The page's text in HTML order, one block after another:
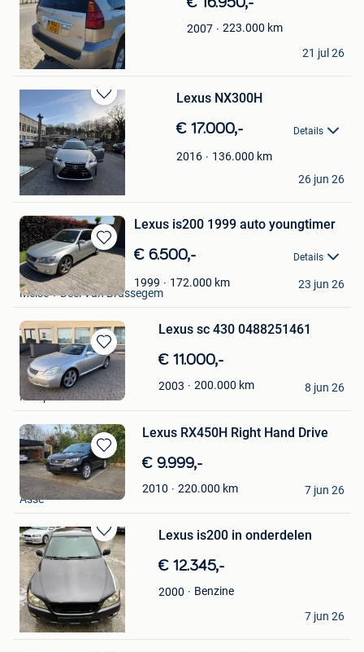
Mijn
Favorieten
2007 223.000 km
van der linde
oostvoorne
21 jul 26
Bewaren
in
Mijn
Favorieten
Lexus NX300H
€ 17.000,- Details
2016 136.000 km
nnnnn
Deurne
26 jun 26
Bewaren
in
Mijn
Favorieten
Lexus is200 1999 auto youngtimer
€ 6.500,- Details
1999 172.000 km
yk
Meise + Deel Van Brussegem
23 jun 26
Bewaren
in
Mijn
Favorieten
Lexus sc 430 0488251461
€ 11.000,-
2003 200.000 km
Mop
Kampenhout
8 jun 26
Bewaren
in
Mijn
Lexus RX450H Right Hand Drive
€ 9.999,-
2010 220.000 km
Litmit
Asse
7 jun 26
Bewaren
in
Favorieten
Lexus is200 in onderdelen
€ 12.345,-
2000
Benzine
K.H
Linter-Drieslinter
7 jun 26